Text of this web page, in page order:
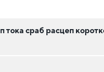
тока сраб расцеп